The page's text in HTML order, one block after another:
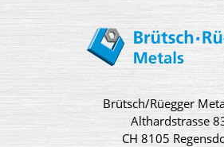
Brütsch/Rüegger
Althardstrasse
CH 8105